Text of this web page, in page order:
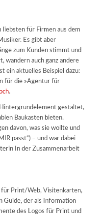
liebsten für Firmen aus dem
Es gibt aber
zum Kunden stimmt und
wandern auch ganz andere
ein aktuelles Beispiel dazu:
für die »Agentur für
.
gestaltet,
Baukasten bieten.
davon, was sie wollte und
passt“) – und war dabei
In der Zusammenarbeit
für Print/Web, Visitenkarten,
Guide, der als Information
des Logos für Print und